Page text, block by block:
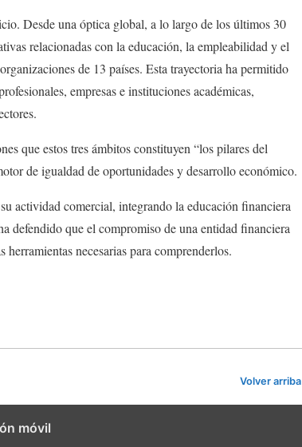
Desde una óptica global, a lo largo de los últimos 30
relacionadas con la educación, la empleabilidad y el
de 13 países. Esta trayectoria ha permitido
empresas e instituciones académicas,
que estos tres ámbitos constituyen “los pilares del
de igualdad de oportunidades y desarrollo económico.
actividad comercial, integrando la educación financiera
defendido que el compromiso de una entidad financiera
necesarias para comprenderlos.
Volver arriba
móvil